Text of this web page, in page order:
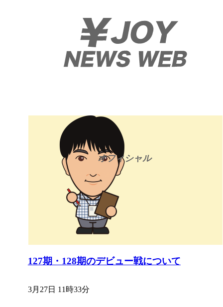
127期・128期のデビュー戦について
3月27日 11時33分